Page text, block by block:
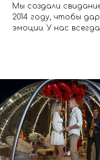
Мы создали
2014 году, чтобы
эмоции. У нас